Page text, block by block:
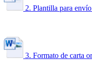
2. Plantilla para
3. Formato de carta